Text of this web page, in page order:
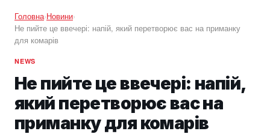
Головна›Новини›
Не пийте це ввечері: напій, який перетворює вас на приманку
для комарів
NEWS
Не пийте це ввечері: напій,
який перетворює вас на
приманку для комарів